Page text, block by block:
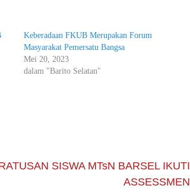
Keberadaan FKUB Merupakan Forum
Masyarakat Pemersatu Bangsa
Mei 20, 2023
dalam "Barito Selatan"
SISWA MTsN BARSEL IKUTI
ASSESSMEN